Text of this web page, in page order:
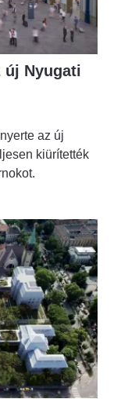
új Nyugati
az új
kiürítették